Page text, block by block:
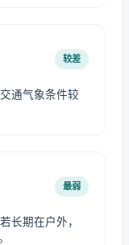
较差
通气象条件较
最弱
长期在户外，